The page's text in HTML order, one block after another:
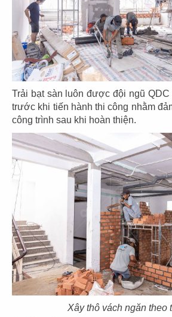
Trải bạt sàn luôn được đội ngũ
trước khi tiến hành thi công nhằm
công trình sau khi hoàn thiện.
Xây thô vách ngăn theo
95
LAMBRO
CN Q.3
96
SƠN
CN
97
HANA VEGETARIAN
CN Bình Tân
98
VÔ
CN Gò
99
DIỆU CÁT TƯỜNG
100